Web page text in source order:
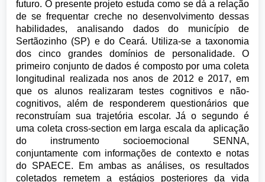
futuro. O presente projeto estuda como se dá a relação
de se frequentar creche no desenvolvimento dessas
habilidades, analisando dados do município de
Sertãozinho (SP) e do Ceará. Utiliza-se a taxonomia
dos cinco grandes domínios de personalidade. O
primeiro conjunto de dados é composto por uma coleta
longitudinal realizada nos anos de 2012 e 2017, em
que os alunos realizaram testes cognitivos e não-
cognitivos, além de responderem questionários que
reconstruíam sua trajetória escolar. Já o segundo é
uma coleta cross-section em larga escala da aplicação
do instrumento socioemocional SENNA,
conjuntamente com informações de contexto e notas
do SPAECE. Em ambas as análises, os resultados
coletados remetem a estágios posteriores da vida